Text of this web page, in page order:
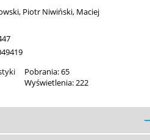
, Piotr Niwiński, Maciej
Pobrania: 65
Wyświetlenia: 222